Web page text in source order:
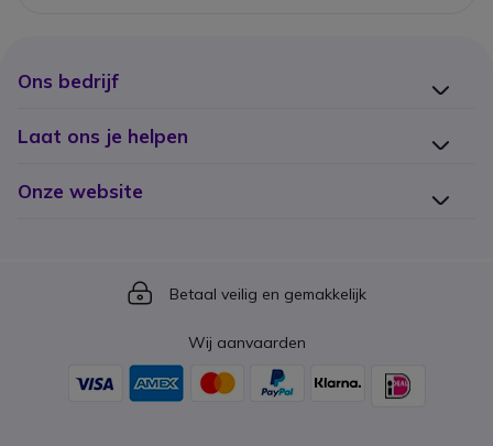
Ons bedrijf
Laat ons je helpen
Onze website
Icon
Betaal veilig en gemakkelijk
Wij aanvaarden